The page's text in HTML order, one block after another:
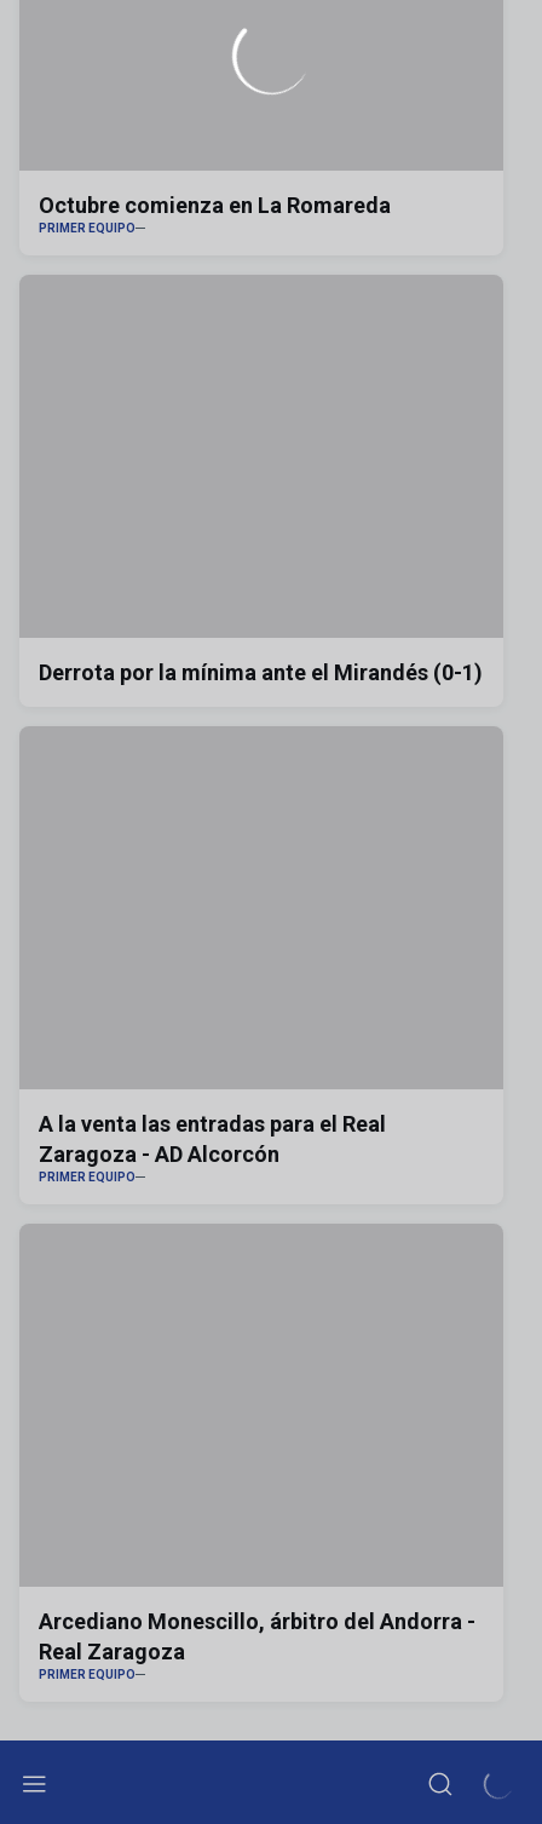
Octubre comienza en La Romareda
PRIMER EQUIPO
Derrota por la mínima ante el Mirandés (0-1)
A la venta las entradas para el Real
Zaragoza - AD Alcorcón
PRIMER EQUIPO
Arcediano Monescillo, árbitro del Andorra -
Real Zaragoza
PRIMER EQUIPO